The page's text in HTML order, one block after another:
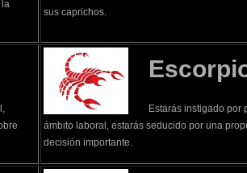
la
sus caprichos.
Estarás instigado por
ámbito laboral, estarás seducido por una
decisión importante.